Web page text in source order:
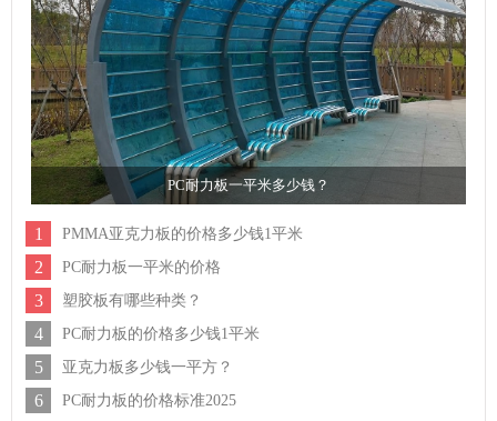
PC耐力板一平米多少钱？
1 PMMA亚克力板的价格多少钱1平米
2 PC耐力板一平米的价格
3 塑胶板有哪些种类？
4 PC耐力板的价格多少钱1平米
5 亚克力板多少钱一平方？
6 PC耐力板的价格标准2025